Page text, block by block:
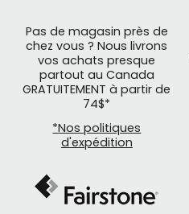
Pas de magasin près de
chez vous ? Nous livrons
vos achats presque
partout au Canada
GRATUITEMENT à partir de
74$*
*Nos politiques
d'expédition